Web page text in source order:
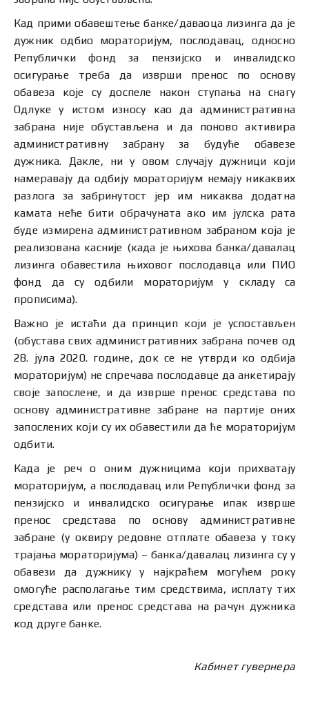
Кад прими обавештење банке/даваоца лизинга да је
дужник одбио мораторијум, послодавац, односно
Републички фонд за пензијско и инвалидско
осигурање треба да изврши пренос по основу
обавеза које су доспеле након ступања на снагу
Одлуке у истом износу као да административна
забрана није обустављена и да поново активира
административну забрану за будуће обавезе
дужника. Дакле, ни у овом случају дужници који
намеравају да одбију мораторијум немају никаквих
разлога за забринутост јер им никаква додатна
камата неће бити обрачуната ако им јулска рата
буде измирена административном забраном која је
реализована касније (када је њихова банка/давалац
лизинга обавестила њиховог послодавца или ПИО
фонд да су одбили мораторијум у складу са
прописима).
Важно је истаћи да принцип који је успостављен
(обустава свих административних забрана почев од
28. јула 2020. године, док се не утврди ко одбија
мораторијум) не спречава послодавце да анкетирају
своје запослене, и да изврше пренос средстава по
основу административне забране на партије оних
запослених који су их обавестили да ће мораторијум
одбити.
Када је реч о оним дужницима који прихватају
мораторијум, а послодавац или Републички фонд за
пензијско и инвалидско осигурање ипак изврше
пренос средстава по основу административне
забране (у оквиру редовне отплате обавеза у току
трајања мораторијума) – банка/давалац лизинга су у
обавези да дужнику у најкраћем могућем року
омогуће располагање тим средствима, исплату тих
средстава или пренос средстава на рачун дужника
код друге банке.
Кабинет гувернера